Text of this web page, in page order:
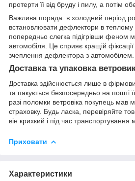
протерти її від бруду і пилу, а потім
Важлива порада: в холодний період
встановлювати дефлектори в теплому
попередньо слегка підігрівши феном
автомобіля. Це сприяє кращій
зчеплення дефлектора з автомобілем.
Доставка та упаковка
Доставка здійснюється лише в
та пакується безпосередньо на пошті
разі поломки ветровіка покупець мав
страховку. Будь ласка, перевіряйте
він крихкий і під час транспортування
Приховати
Характеристики